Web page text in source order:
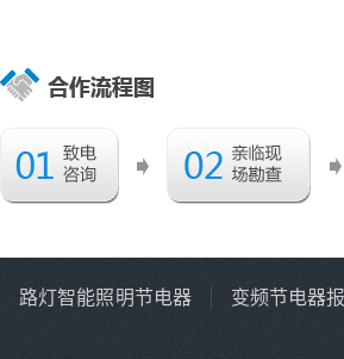
路灯智能照明节电器 变频节电器